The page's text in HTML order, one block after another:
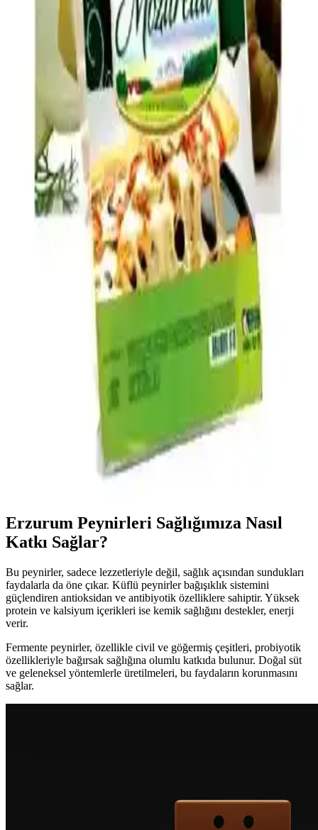
Pizza Yapımında Taze Mozzarella Kullanımında Su
Sorununu Önleme Yöntemleri ve Pişirme Teknikleri
Pizza yapımında taze mozzarella yüksek su içeriği nedeniyle
hamurun ıslanmasına yol açabilir. Doğru peynir seçimi, ön hazırlık
ve pişirme teknikleriyle bu sorun azaltılabilir.
Brüksel Lahanası Tariflerinde Pişirme Teknikleri ve
Lezzet Kombinasyonları Rehberi
Brüksel lahanasının fırınlama, kızartma, soteleme gibi pişirme
teknikleri ve pastırma, peynir, tatlandırıcılar gibi malzemelerle
zenginleştirilmesiyle ortaya çıkan çeşitli tarifler ve ipuçları
sunuluyor.
Ev Yapımı 1 Dolarlık Yumurta ve Peynirli Hot
Pocket Tarifi ve Hazırlama Yöntemleri
Ev yapımı yumurta ve peynirli hot pocket, düşük maliyeti ve pratik
hazırlanışıyla sağlıklı ve besleyici bir alternatif sunar. Kolay hamur
yapımı ve zengin iç malzemelerle evde hızlıca hazırlanabilir.
Galactago Süt Ürünleri: Doğal ve Yüksek Kalite
Standartlarıyla Sağlıklı Beslenme Seçenekleri
Galactago, doğal içeriklerle üretilen süt, yoğurt, peynir ve tereyağı
ile sağlıklı ve hijyenik ürünler sunar, günlük beslenmede güvenle
Muratbey Mozzarella Peynirinin Piyasa Durumu ve
Ürün Özellikleri Analizi
Muratbey mozzarella peynirinin genel piyasa durumu, özellikleri ve
tüketici ilgisi hakkında kapsamlı analiz. Türkiye’deki peynir
piyasasındaki yerini ve talep artışını özetliyor.
Erzurum Peynirleri Sağlığımıza Nasıl
Katkı Sağlar?
Bu peynirler, sadece lezzetleriyle değil, sağlık açısından sundukları
faydalarla da öne çıkar. Küflü peynirler bağışıklık sistemini
güçlendiren antioksidan ve antibiyotik özelliklere sahiptir. Yüksek
protein ve kalsiyum içerikleri ise kemik sağlığını destekler, enerji
verir.
Fermente peynirler, özellikle civil ve göğermiş çeşitleri, probiyotik
özellikleriyle bağırsak sağlığına olumlu katkıda bulunur. Doğal süt
ve geleneksel yöntemlerle üretilmeleri, bu faydaların korunmasını
sağlar.